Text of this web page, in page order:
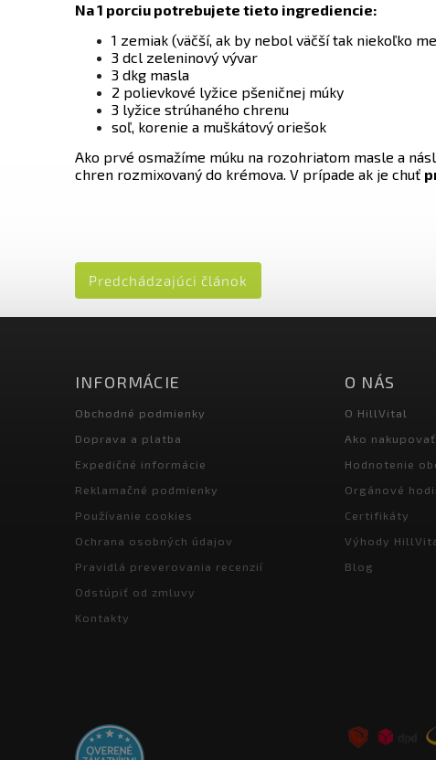
Na 1 porciu potrebujete tieto ingrediencie:
1 zemiak (väčší, ak by nebol väčší tak niekoľko
3 dcl zeleninový vývar
3 dkg masla
2 polievkové lyžice pšeničnej múky
3 lyžice strúhaného chrenu
soľ, korenie a muškátový oriešok
Ako prvé osmažíme múku na rozohriatom masle a
chren rozmixovaný do krémova. V prípade ak je chuť
Predchádzajúci článok
INFORMÁCIE
Obchodné podmienky
Doprava a platba
Expedičné informácie
Reklamačné podmienky
Používanie cookies
Ochrana osobných údajov
Pravidlá preverovania recenzií
Odstúpiť od zmluvy
Kontakty
O NÁS
O HillVital
Ako nakupovať
Hodnotenie
Orgánové
Certifikáty
Výhody
Blog